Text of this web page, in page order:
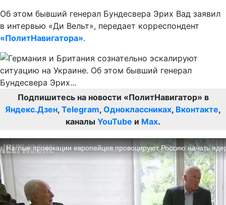
Об этом бывший генерал Бундесвера Эрих Вад заявил
в интервью «Ди Вельт», передает корреспондент
«ПолитНавигатора».
Подпишитесь на новости «ПолитНавигатор» в
Яндекс.Дзен, Telegram, Одноклассниках, Вконтакте,
каналы YouTube и Max.